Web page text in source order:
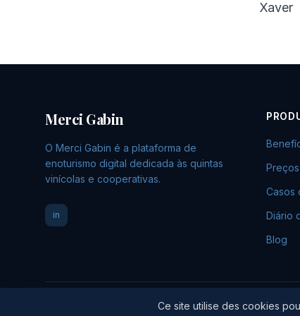
Xaver
Merci Gabin
O Merci Gabin é a plataforma de
enoturismo digital dedicada às quintas
vinícolas e cooperativas.
in
Preços
Casos
Diário
Blog
© 2026 Merci Gabin. Todos os direitos reservados.
Ce site utilise des cookies